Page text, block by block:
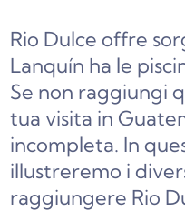
Rio Dulce offre
Lanquín ha le
Se non raggiungi
tua visita in
incompleta. In
illustreremo i
raggiungere Rio